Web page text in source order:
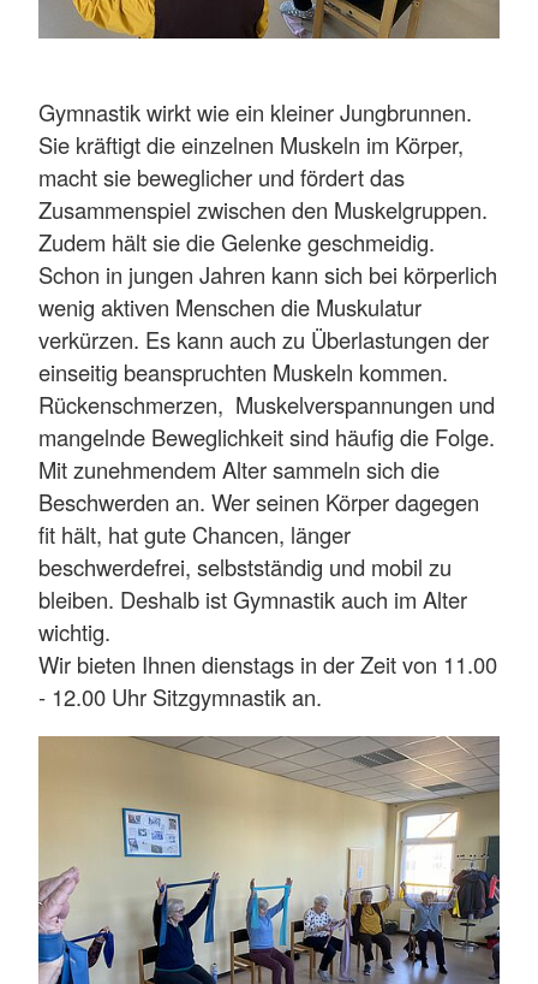
Gymnastik wirkt wie ein kleiner Jungbrunnen.
Sie kräftigt die einzelnen Muskeln im Körper,
macht sie beweglicher und fördert das
Zusammenspiel zwischen den Muskelgruppen.
Zudem hält sie die Gelenke geschmeidig.
Schon in jungen Jahren kann sich bei körperlich
wenig aktiven Menschen die Muskulatur
verkürzen. Es kann auch zu Überlastungen der
einseitig beanspruchten Muskeln kommen.
Rückenschmerzen, Muskelverspannungen und
mangelnde Beweglichkeit sind häufig die Folge.
Mit zunehmendem Alter sammeln sich die
Beschwerden an. Wer seinen Körper dagegen
fit hält, hat gute Chancen, länger
beschwerdefrei, selbstständig und mobil zu
bleiben. Deshalb ist Gymnastik auch im Alter
wichtig.
Wir bieten Ihnen dienstags in der Zeit von 11.00
- 12.00 Uhr Sitzgymnastik an.